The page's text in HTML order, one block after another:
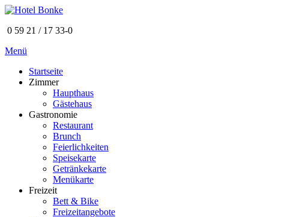
0 59 21 / 17 33-0
Menü
Startseite
Zimmer
Haupthaus
Gästehaus
Gastronomie
Restaurant
Brunch
Feierlichkeiten
Speisekarte
Getränkekarte
Menükarte
Freizeit
Bett & Bike
Freizeitangebote